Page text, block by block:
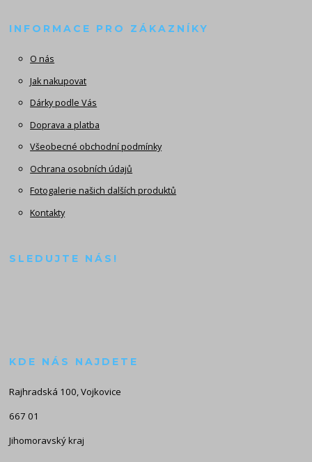
INFORMACE PRO ZÁKAZNÍKY
O nás
Jak nakupovat
Dárky podle Vás
Doprava a platba
Všeobecné obchodní podmínky
Ochrana osobních údajů
Fotogalerie našich dalších produktů
Kontakty
SLEDUJTE NÁS!
KDE NÁS NAJDETE
Rajhradská 100, Vojkovice
667 01
Jihomoravský kraj